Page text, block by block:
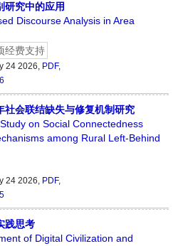
研究中的应用
Discourse Analysis in Area
经费支持
24 2026, PDF,
社会联结缺失与修复机制研究
on Social Connectedness
among Rural Left-Behind
24 2026, PDF,
践思考
of Digital Civilization and